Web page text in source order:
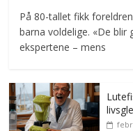
På 80-tallet fikk
barna voldelige. «De blir
ekspertene – mens